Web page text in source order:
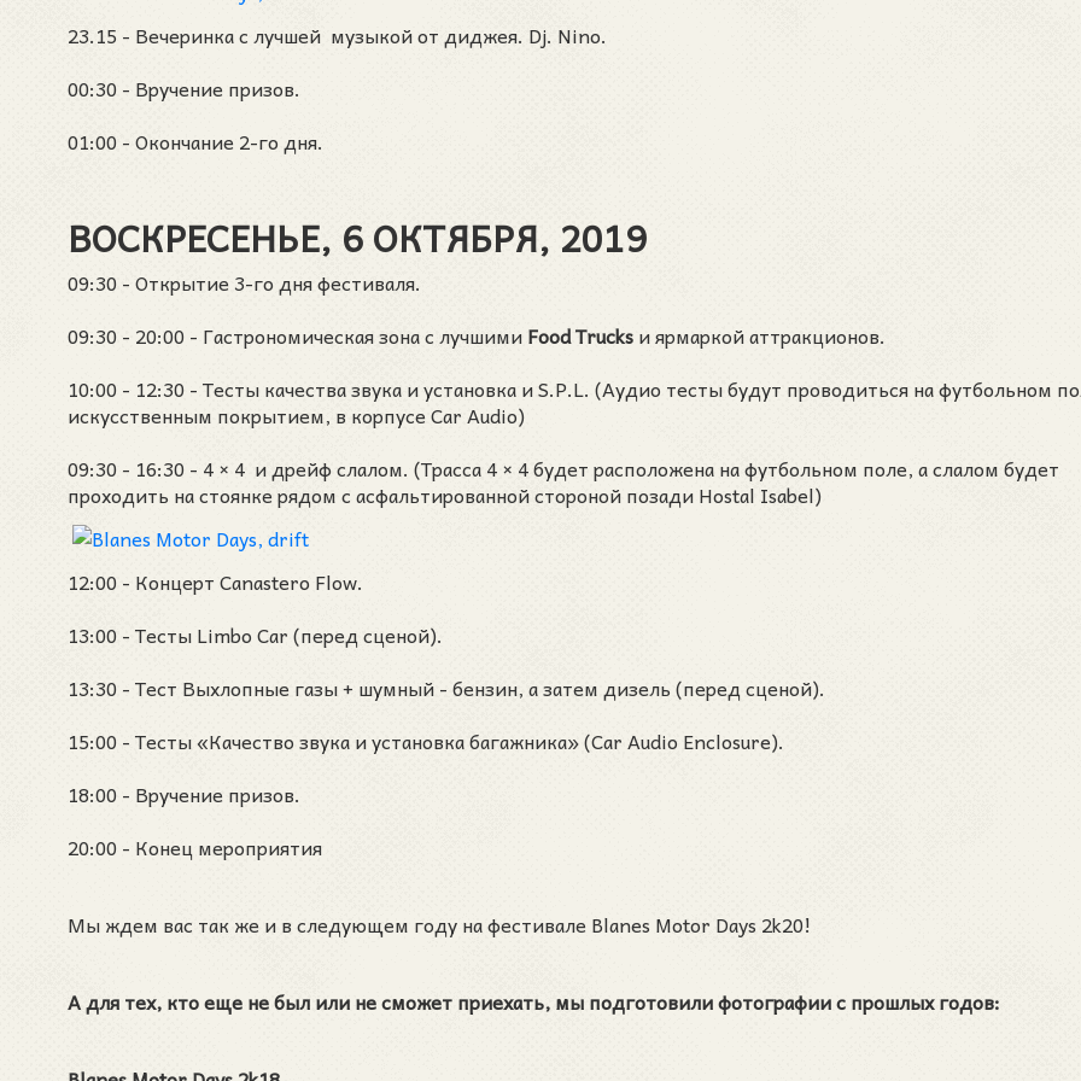
23.15 - Вечеринка с лучшей музыкой от диджея. Dj. Nino.
00:30 - Вручение призов.
01:00 - Окончание 2-го дня.
ВОСКРЕСЕНЬЕ, 6 ОКТЯБРЯ, 2019
09:30 - Открытие 3-го дня фестиваля.
09:30 - 20:00 - Гастрономическая зона с лучшимиFood Trucksи ярмаркой аттракционов.
10:00 - 12:30 - Тесты качества звука и установка и S.P.L. (Аудио тесты будут проводиться на футбольном
искусственным покрытием, в корпусе Car Audio)
09:30 - 16:30 - 4 × 4 и дрейф слалом. (Трасса 4 × 4 будет расположена на футбольном поле, а слалом будет
проходить на стоянке рядом с асфальтированной стороной позади Hostal Isabel)
12:00 - Концерт Canastero Flow.
13:00 - Тесты Limbo Car (перед сценой).
13:30 - Тест Выхлопные газы + шумный - бензин, а затем дизель (перед сценой).
15:00 - Тесты «Качество звука и установка багажника» (Car Audio Enclosure).
18:00 - Вручение призов.
20:00 - Конец мероприятия
Мы ждем вас так же и в следующем году на фестивале Blanes Motor Days 2k20!
А для тех, кто еще не был или не сможет приехать, мы подготовили фотографии с прошлых годов: